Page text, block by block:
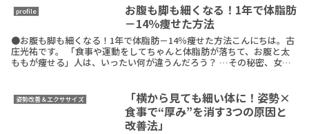
引き出す「食事のポイント」を伝えます✨今日は、「その理由とポイン
ト」を伝えます✨
profile
お腹も脚も細くなる！1年で体脂肪
－14％痩せた方法
●お腹も脚も細くなる！1年で体脂肪－14％痩せた方法こんにちは。古
庄光祐です。 「食事や運動をしてちゃんと体脂肪が落ちて、お腹と太
ももが痩せる」人は、いったい何が違うんだろう？ …その秘密、女性
姿勢改善＆エクササイズ
「横から見ても細い体に！姿勢×
食事で“厚み”を消す3つの原因と
改善法」